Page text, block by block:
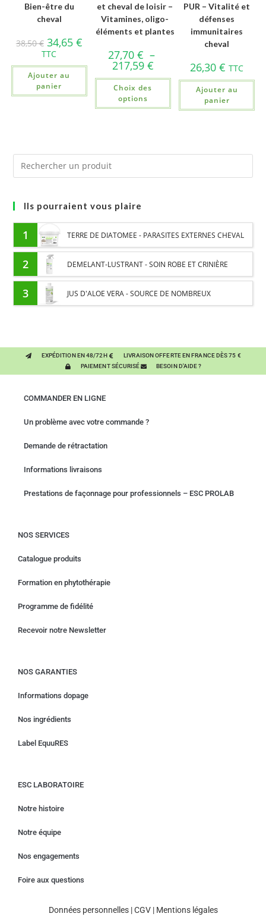
Bien-être du
cheval
38,50€ 34,65 €
TTC
Ajouter au
panier
et cheval de loisir –
Vitamines, oligo-
éléments et plantes
27,70 € –
217,59 €
Choix des
options
PUR – Vitalité et
défenses
immunitaires
cheval
26,30€ TTC
Ajouter au
panier
Ils pourraient vous plaire
1 TERRE DE DIATOMEE - PARASITES EXTERNES CHEVAL
2 DEMELANT-LUSTRANT - SOIN ROBE ET CRINIÈRE
CHEVAL - ENRICHI EN VITAMINE B ET HUILE D'ONAGRE
3 JUS D'ALOE VERA - SOURCE DE NOMBREUX
EXPÉDITION EN 48/72H
LIVRAISON OFFERTE EN FRANCE DÈS 75 €
PAIEMENT SÉCURISÉ
BESOIN D'AIDE ?
COMMANDER EN LIGNE
Un problème avec votre commande ?
Demande de rétractation
Informations livraisons
Prestations de façonnage pour professionnels – ESC PROLAB
NOS SERVICES
Catalogue produits
Formation en phytothérapie
Programme de fidélité
Recevoir notre Newsletter
NOS GARANTIES
Informations dopage
Nos ingrédients
Label EquuRES
ESC LABORATOIRE
Notre histoire
Notre équipe
Nos engagements
Foire aux questions
Données personnelles|CGV| Mentions légales